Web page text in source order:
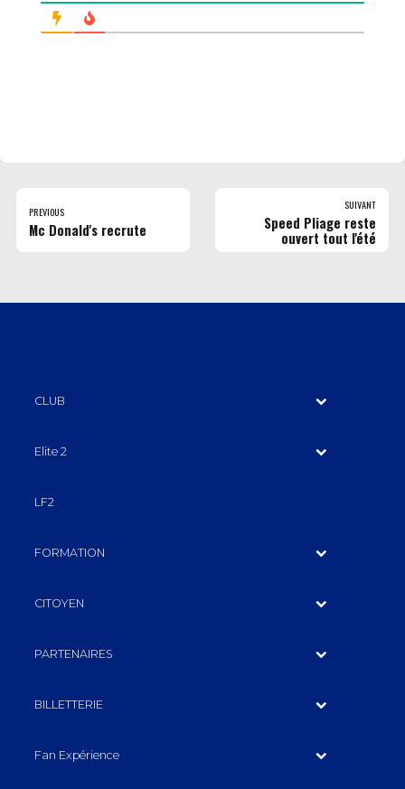
PREVIOUS
Mc Donald's recrute
SUIVANT
Speed Pliage reste
ouvert tout l'été
CLUB
Elite 2
LF2
FORMATION
CITOYEN
PARTENAIRES
BILLETTERIE
Fan Expérience